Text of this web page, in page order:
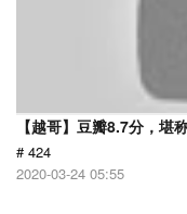
【越哥】豆瓣8.7分，堪
# 424
2020-03-24 05:55